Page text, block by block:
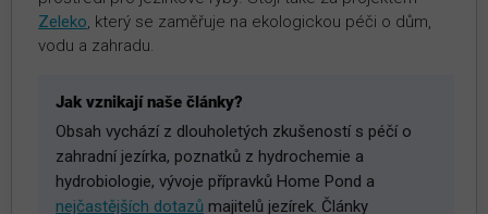
Zeleko, který se zaměřuje na ekologickou péči o dům,
vodu a zahradu.
Jak vznikají naše články?
Obsah vychází z dlouholetých zkušeností s péčí o
zahradní jezírka, poznatků z hydrochemie a
hydrobiologie, vývoje přípravků Home Pond a
nejčastějších dotazů majitelů jezírek. Články